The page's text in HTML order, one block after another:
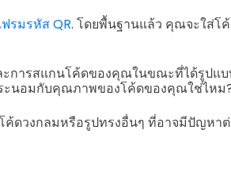
ฟรมรหัส QR. โดยพื้นฐานแล้ว คุณจะใส่โ
ะการสแกนโค้ดของคุณในขณะที่ได้รูปแ
ะนอมกับคุณภาพของโค้ดของคุณใช่ไหม
ค้ดวงกลมหรือรูปทรงอื่นๆ ที่อาจมีปัญหา